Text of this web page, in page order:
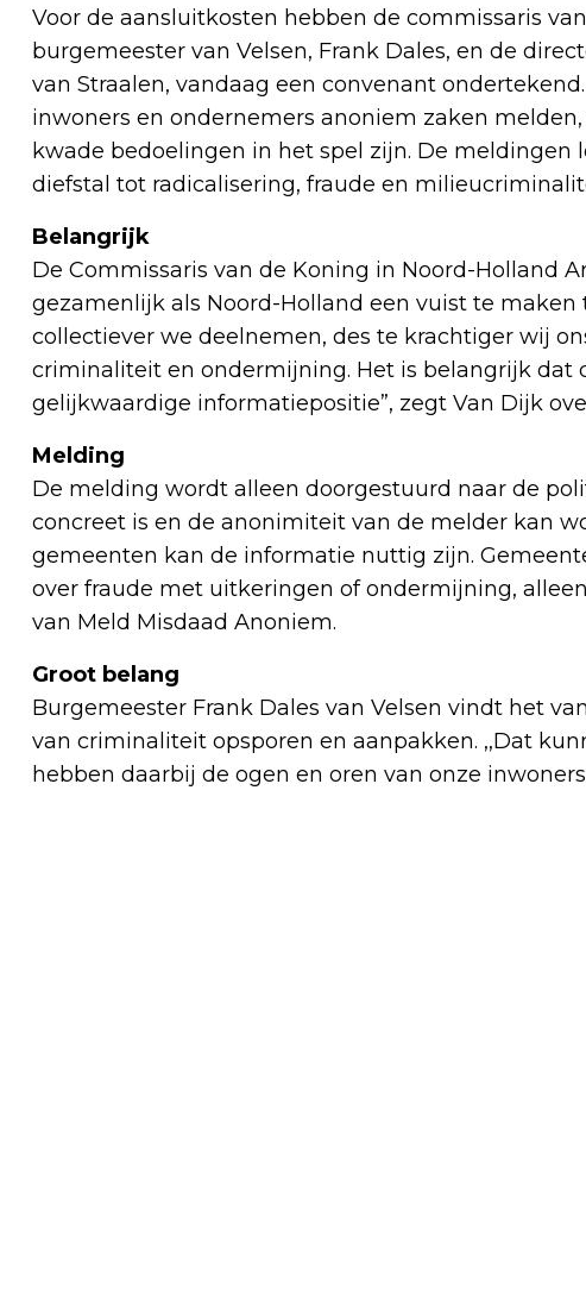
Voor de aansluitkosten hebben de commissaris
burgemeester van Velsen, Frank Dales, en de
van Straalen, vandaag een convenant
inwoners en ondernemers anoniem zaken
kwade bedoelingen in het spel zijn. De meldingen
diefstal tot radicalisering, fraude en
Belangrijk
De Commissaris van de Koning in Noord-Holland
gezamenlijk als Noord-Holland een vuist te maken
collectiever we deelnemen, des te krachtiger wij
criminaliteit en ondermijning. Het is belangrijk dat
gelijkwaardige informatiepositie”, zegt Van Dijk
Melding
De melding wordt alleen doorgestuurd naar de
concreet is en de anonimiteit van de melder kan
gemeenten kan de informatie nuttig zijn.
over fraude met uitkeringen of ondermijning,
van Meld Misdaad Anoniem.
Groot belang
Burgemeester Frank Dales van Velsen vindt het
van criminaliteit opsporen en aanpakken. ,,Dat
hebben daarbij de ogen en oren van onze